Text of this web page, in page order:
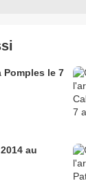
Pomples le 7
au